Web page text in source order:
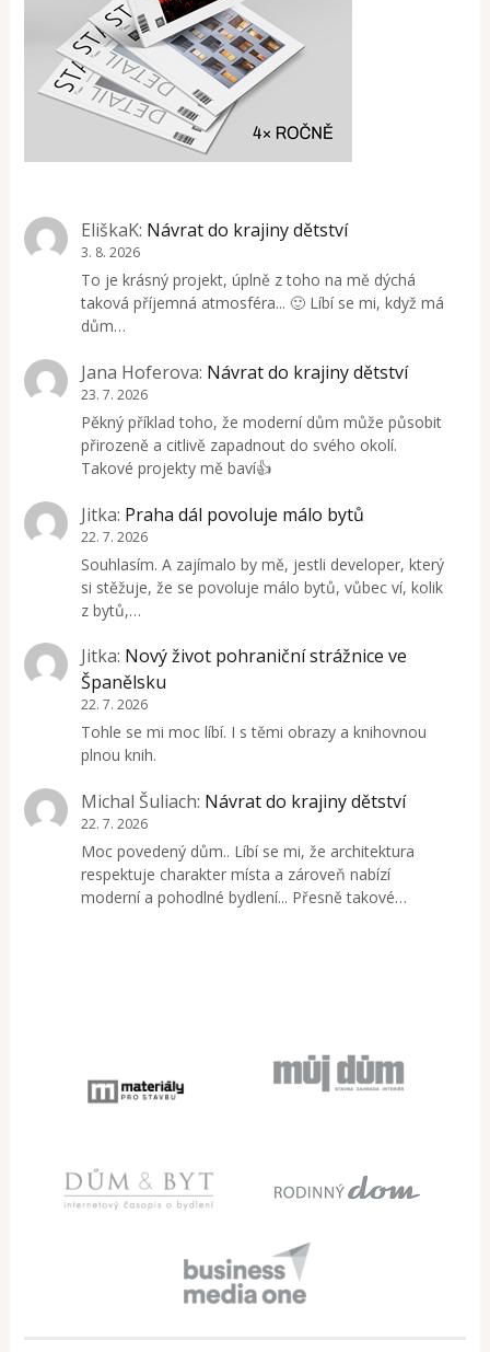
EliškaK: Návrat do krajiny dětství
3. 8. 2026
To je krásný projekt, úplně z toho na mě dýchá
taková příjemná atmosféra... 🙂 Líbí se mi, když má
dům…
Jana Hoferova: Návrat do krajiny dětství
23. 7. 2026
Pěkný příklad toho, že moderní dům může působit
přirozeně a citlivě zapadnout do svého okolí.
Takové projekty mě baví👍
Jitka: Praha dál povoluje málo bytů
22. 7. 2026
Souhlasím. A zajímalo by mě, jestli developer, který
si stěžuje, že se povoluje málo bytů, vůbec ví, kolik
z bytů,…
Jitka: Nový život pohraniční strážnice ve
Španělsku
22. 7. 2026
Tohle se mi moc líbí. I s těmi obrazy a knihovnou
plnou knih.
Michal Šuliach: Návrat do krajiny dětství
22. 7. 2026
Moc povedený dům.. Líbí se mi, že architektura
respektuje charakter místa a zároveň nabízí
moderní a pohodlné bydlení... Přesně takové…